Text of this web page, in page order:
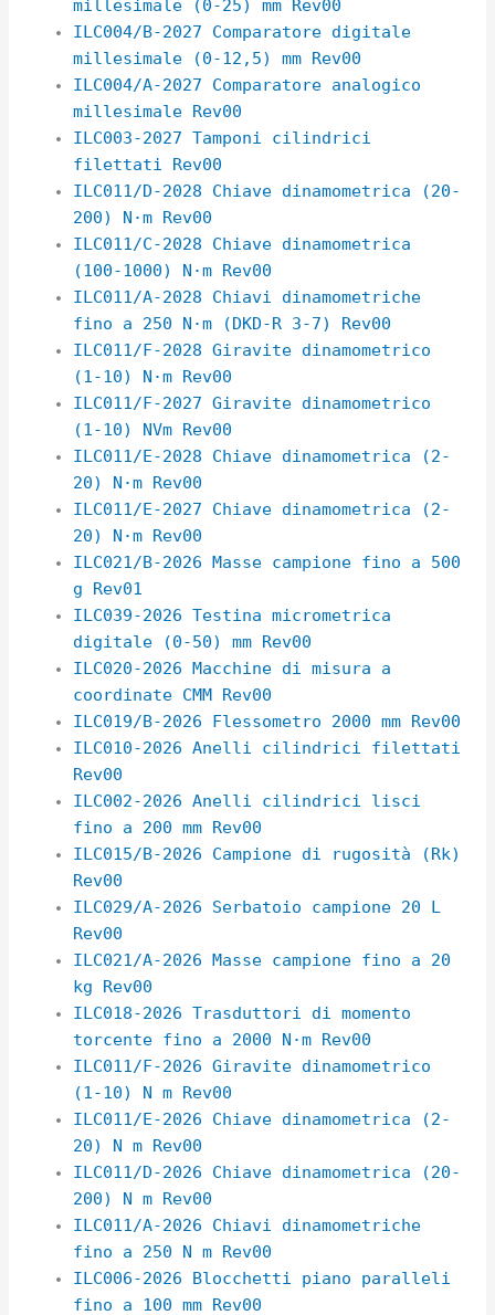
millesimale (0-25) mm Rev00
ILC004/B-2027 Comparatore digitale
millesimale (0-12,5) mm Rev00
ILC004/A-2027 Comparatore analogico
millesimale Rev00
ILC003-2027 Tamponi cilindrici
filettati Rev00
ILC011/D-2028 Chiave dinamometrica (20-
200) N·m Rev00
ILC011/C-2028 Chiave dinamometrica
(100-1000) N·m Rev00
ILC011/A-2028 Chiavi dinamometriche
fino a 250 N·m (DKD-R 3-7) Rev00
ILC011/F-2028 Giravite dinamometrico
(1-10) N·m Rev00
ILC011/F-2027 Giravite dinamometrico
(1-10) NVm Rev00
ILC011/E-2028 Chiave dinamometrica (2-
20) N·m Rev00
ILC011/E-2027 Chiave dinamometrica (2-
20) N·m Rev00
ILC021/B-2026 Masse campione fino a 500
g Rev01
ILC039-2026 Testina micrometrica
digitale (0-50) mm Rev00
ILC020-2026 Macchine di misura a
coordinate CMM Rev00
ILC019/B-2026 Flessometro 2000 mm Rev00
ILC010-2026 Anelli cilindrici filettati
Rev00
ILC002-2026 Anelli cilindrici lisci
fino a 200 mm Rev00
ILC015/B-2026 Campione di rugosità (Rk)
Rev00
ILC029/A-2026 Serbatoio campione 20 L
Rev00
ILC021/A-2026 Masse campione fino a 20
kg Rev00
ILC018-2026 Trasduttori di momento
torcente fino a 2000 N·m Rev00
ILC011/F-2026 Giravite dinamometrico
(1-10) N m Rev00
ILC011/E-2026 Chiave dinamometrica (2-
20) N m Rev00
ILC011/D-2026 Chiave dinamometrica (20-
200) N m Rev00
ILC011/A-2026 Chiavi dinamometriche
fino a 250 N m Rev00
ILC006-2026 Blocchetti piano paralleli
fino a 100 mm Rev00